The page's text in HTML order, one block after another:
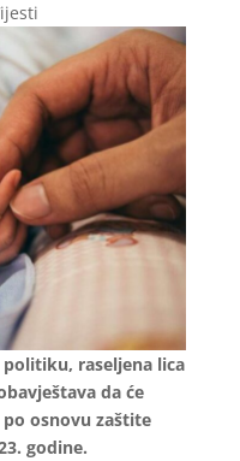
raseljena lica
da će
osnovu zaštite
godine.